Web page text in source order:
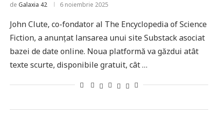
de Galaxia 42 6 noiembrie 2025
John Clute, co-fondator al The Encyclopedia of Science
Fiction, a anunțat lansarea unui site Substack asociat
bazei de date online. Noua platformă va găzdui atât
texte scurte, disponibile gratuit, cât …